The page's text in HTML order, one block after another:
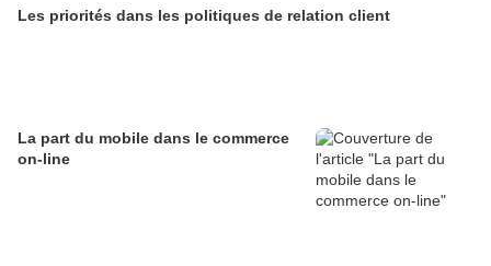
Les priorités dans les politiques de relation client
La part du mobile dans le commerce
on-line